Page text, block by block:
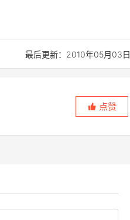
最后更新：2010年05月03日
点赞